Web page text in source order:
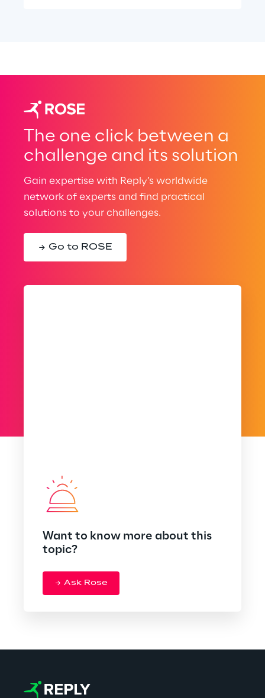
The one click between a
challenge and its solution
Gain expertise with Reply’s worldwide
network of experts and find practical
solutions to your challenges.
Go to ROSE
Want to know more about this
topic?
Ask Rose